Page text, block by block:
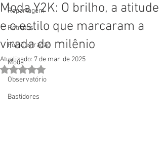
Reportagem
Retratos
Fotoilustração
Moda
Observatório
Bastidores
Moda Y2K: O brilho, a atitude
e o estilo que marcaram a
virada do milênio
Atualizado: 7 de mar. de 2025
Avaliado com NaN de 5 estrelas.